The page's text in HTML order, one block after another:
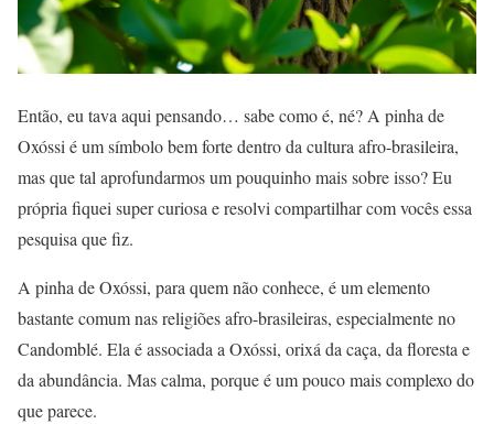
Então, eu tava aqui pensando… sabe como é, né? A pinha de
Oxóssi é um símbolo bem forte dentro da cultura afro-brasileira,
mas que tal aprofundarmos um pouquinho mais sobre isso? Eu
própria fiquei super curiosa e resolvi compartilhar com vocês essa
pesquisa que fiz.
A pinha de Oxóssi, para quem não conhece, é um elemento
bastante comum nas religiões afro-brasileiras, especialmente no
Candomblé. Ela é associada a Oxóssi, orixá da caça, da floresta e
da abundância. Mas calma, porque é um pouco mais complexo do
que parece.